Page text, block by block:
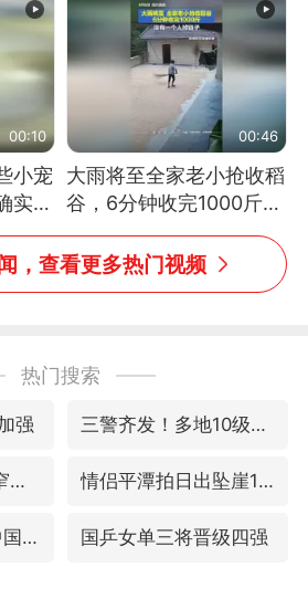
00:10
小宠
实有
00:46
大雨将至全家老小抢收稻
谷，6分钟收完1000斤，
没有一个人掉链子
，查看更多热门视频
热门搜索
强 三警齐发！多地10级以上雷暴大风
选专业别因“热门”窄化“热爱” 情侣平潭拍日出坠崖1死1伤
日本发布排名：“中国第一，美日德韩英法居后” 国乒女单三将晋级四强